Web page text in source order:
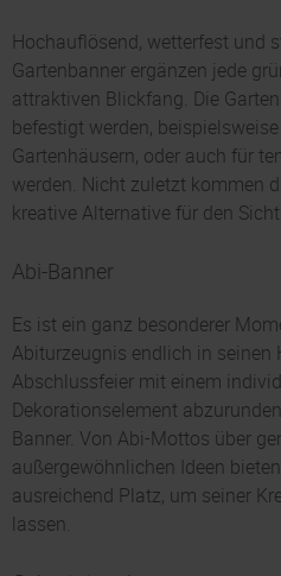
Hochauflösend, wetterfest und
Gartenbanner ergänzen jede
attraktiven Blickfang. Die
befestigt werden,
Gartenhäusern, oder auch für
werden. Nicht zuletzt kommen
kreative Alternative für den
Abi-Banner
Es ist ein ganz besonderer
Abiturzeugnis endlich in seinen
Abschlussfeier mit einem
Dekorationselement
Banner. Von Abi-Mottos über
außergewöhnlichen Ideen
ausreichend Platz, um seiner
lassen.